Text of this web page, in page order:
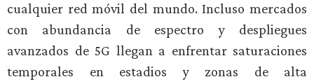
cualquier red móvil del mundo. Incluso mercados
con abundancia de espectro y despliegues
avanzados de 5G llegan a enfrentar saturaciones
temporales en estadios y zonas de alta